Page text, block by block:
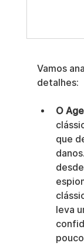
Vamos
detalhes:
O
que
leva